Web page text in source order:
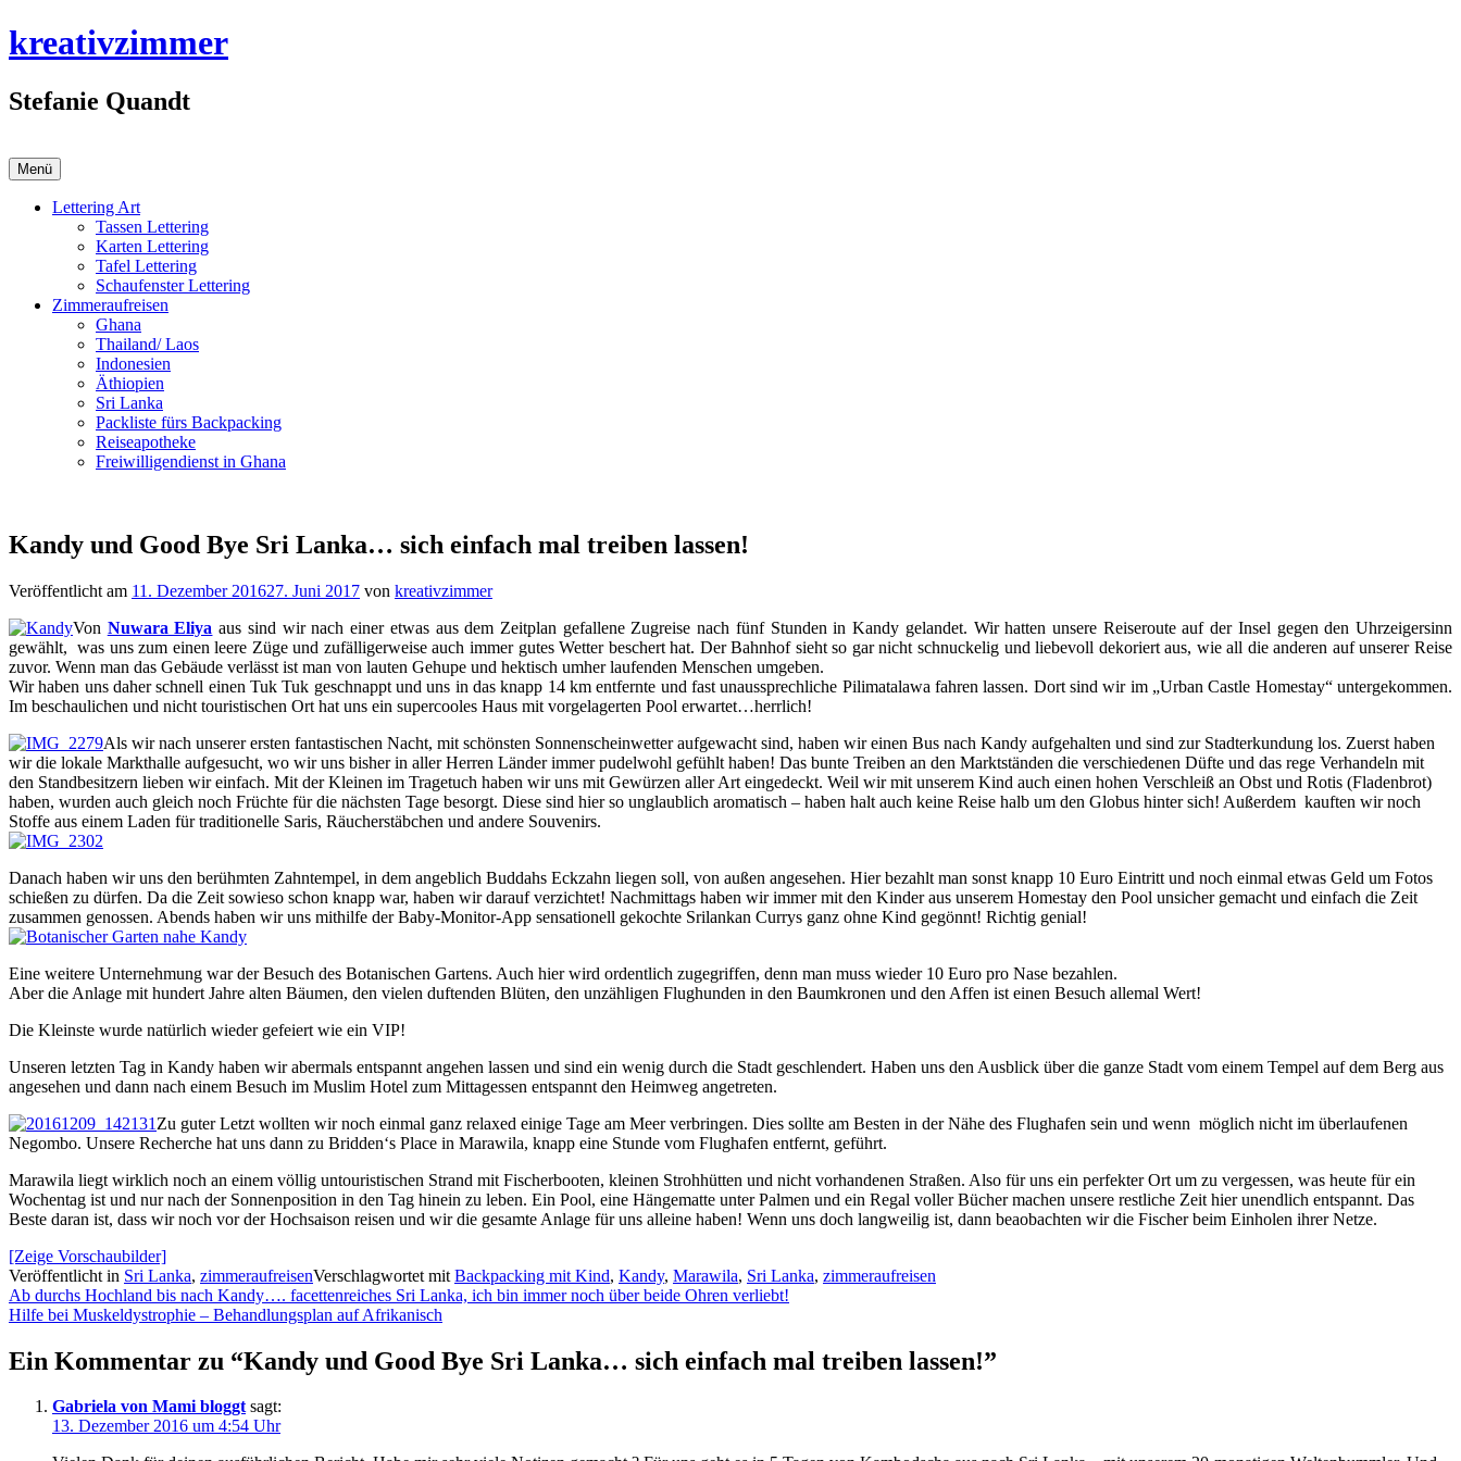
Zum
Inhalt
kreativzimmer
Stefanie Quandt
Menü
Lettering Art
Tassen Lettering
Karten Lettering
Tafel Lettering
Schaufenster Lettering
Zimmeraufreisen
Ghana
Thailand/ Laos
Indonesien
Äthiopien
Sri Lanka
Packliste fürs Backpacking
Reiseapotheke
Freiwilligendienst in Ghana
Kandy und Good Bye Sri Lanka… sich einfach mal treiben lassen!
Veröffentlicht am 11. Dezember 201627. Juni 2017 von kreativzimmer
Von Nuwara Eliya aus sind wir nach einer etwas aus dem Zeitplan gefallene Zugreise nach fünf Stunden in Kandy gelandet. Wir hatten unsere Reiseroute auf der Insel gegen den Uhrzeigersinn
gewählt, was uns zum einen leere Züge und zufälligerweise auch immer gutes Wetter beschert hat. Der Bahnhof sieht so gar nicht schnuckelig und liebevoll dekoriert aus, wie all die anderen auf unserer Reise
zuvor. Wenn man das Gebäude verlässt ist man von lauten Gehupe und hektisch umher laufenden Menschen umgeben.
Wir haben uns daher schnell einen Tuk Tuk geschnappt und uns in das knapp 14 km entfernte und fast unaussprechliche Pilimatalawa fahren lassen. Dort sind wir im „Urban Castle Homestay“ untergekommen.
Im beschaulichen und nicht touristischen Ort hat uns ein supercooles Haus mit vorgelagerten Pool erwartet…herrlich!
Als wir nach unserer ersten fantastischen Nacht, mit schönsten Sonnenscheinwetter aufgewacht sind, haben wir einen Bus nach Kandy aufgehalten und sind zur Stadterkundung los. Zuerst haben
wir die lokale Markthalle aufgesucht, wo wir uns bisher in aller Herren Länder immer pudelwohl gefühlt haben! Das bunte Treiben an den Marktständen die verschiedenen Düfte und das rege Verhandeln mit
den Standbesitzern lieben wir einfach. Mit der Kleinen im Tragetuch haben wir uns mit Gewürzen aller Art eingedeckt. Weil wir mit unserem Kind auch einen hohen Verschleiß an Obst und Rotis (Fladenbrot)
haben, wurden auch gleich noch Früchte für die nächsten Tage besorgt. Diese sind hier so unglaublich aromatisch – haben halt auch keine Reise halb um den Globus hinter sich! Außerdem kauften wir noch
Stoffe aus einem Laden für traditionelle Saris, Räucherstäbchen und andere Souvenirs.
Danach haben wir uns den berühmten Zahntempel, in dem angeblich Buddahs Eckzahn liegen soll, von außen angesehen. Hier bezahlt man sonst knapp 10 Euro Eintritt und noch einmal etwas Geld um Fotos
schießen zu dürfen. Da die Zeit sowieso schon knapp war, haben wir darauf verzichtet! Nachmittags haben wir immer mit den Kinder aus unserem Homestay den Pool unsicher gemacht und einfach die Zeit
zusammen genossen. Abends haben wir uns mithilfe der Baby-Monitor-App sensationell gekochte Srilankan Currys ganz ohne Kind gegönnt! Richtig genial!
Eine weitere Unternehmung war der Besuch des Botanischen Gartens. Auch hier wird ordentlich zugegriffen, denn man muss wieder 10 Euro pro Nase bezahlen.
Aber die Anlage mit hundert Jahre alten Bäumen, den vielen duftenden Blüten, den unzähligen Flughunden in den Baumkronen und den Affen ist einen Besuch allemal Wert!
Die Kleinste wurde natürlich wieder gefeiert wie ein VIP!
Unseren letzten Tag in Kandy haben wir abermals entspannt angehen lassen und sind ein wenig durch die Stadt geschlendert. Haben uns den Ausblick über die ganze Stadt vom einem Tempel auf dem Berg aus
angesehen und dann nach einem Besuch im Muslim Hotel zum Mittagessen entspannt den Heimweg angetreten.
Zu guter Letzt wollten wir noch einmal ganz relaxed einige Tage am Meer verbringen. Dies sollte am Besten in der Nähe des Flughafen sein und wenn möglich nicht im überlaufenen
Negombo. Unsere Recherche hat uns dann zu Bridden‘s Place in Marawila, knapp eine Stunde vom Flughafen entfernt, geführt.
Marawila liegt wirklich noch an einem völlig untouristischen Strand mit Fischerbooten, kleinen Strohhütten und nicht vorhandenen Straßen. Also für uns ein perfekter Ort um zu vergessen, was heute für ein
Wochentag ist und nur nach der Sonnenposition in den Tag hinein zu leben. Ein Pool, eine Hängematte unter Palmen und ein Regal voller Bücher machen unsere restliche Zeit hier unendlich entspannt. Das
Beste daran ist, dass wir noch vor der Hochsaison reisen und wir die gesamte Anlage für uns alleine haben! Wenn uns doch langweilig ist, dann beaobachten wir die Fischer beim Einholen ihrer Netze.
[Zeige Vorschaubilder]
Veröffentlicht in Sri Lanka, zimmeraufreisenVerschlagwortet mit Backpacking mit Kind, Kandy, Marawila, Sri Lanka, zimmeraufreisen
Beitragsnavigation
Ab durchs Hochland bis nach Kandy…. facettenreiches Sri Lanka, ich bin immer noch über beide Ohren verliebt!
Hilfe bei Muskeldystrophie – Behandlungsplan auf Afrikanisch
Ein Kommentar zu “Kandy und Good Bye Sri Lanka… sich einfach mal treiben lassen!”
Gabriela von Mami bloggt sagt:
13. Dezember 2016 um 4:54 Uhr